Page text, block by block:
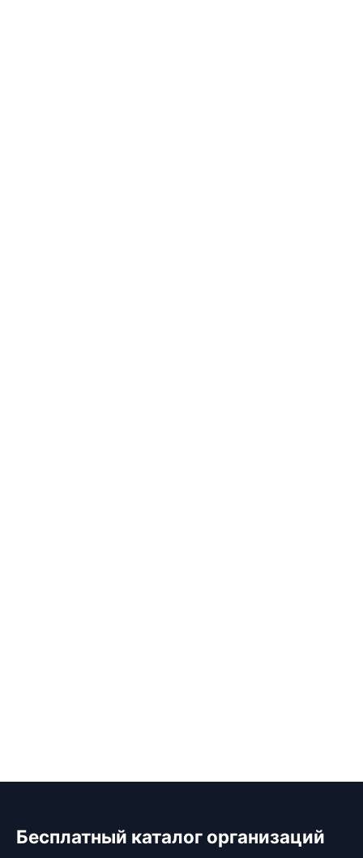
Бесплатный каталог организаций